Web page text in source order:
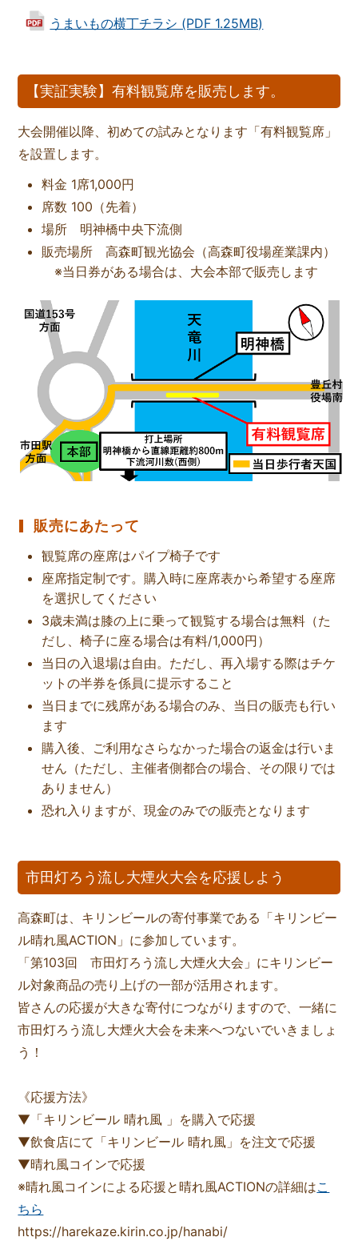
うまいもの横丁チラシ (PDF 1.25MB)
【実証実験】有料観覧席を販売します。
大会開催以降、初めての試みとなります「有料観覧席」
を設置します。
料金 1席1,000円
席数 100（先着）
場所 明神橋中央下流側
販売場所 高森町観光協会（高森町役場産業課内）
※当日券がある場合は、大会本部で販売します
販売にあたって
観覧席の座席はパイプ椅子です
座席指定制です。購入時に座席表から希望する座席
を選択してください
3歳未満は膝の上に乗って観覧する場合は無料（た
だし、椅子に座る場合は有料/1,000円）
当日の入退場は自由。ただし、再入場する際はチケ
ットの半券を係員に提示すること
当日までに残席がある場合のみ、当日の販売も行い
ます
購入後、ご利用なさらなかった場合の返金は行いま
せん（ただし、主催者側都合の場合、その限りでは
ありません）
恐れ入りますが、現金のみでの販売となります
市田灯ろう流し大煙火大会を応援しよう
高森町は、キリンビールの寄付事業である「キリンビー
ル晴れ風ACTION」に参加しています。
「第103回 市田灯ろう流し大煙火大会」にキリンビー
ル対象商品の売り上げの一部が活用されます。
皆さんの応援が大きな寄付につながりますので、一緒に
市田灯ろう流し大煙火大会を未来へつないでいきましょ
う！
《応援方法》
▼「キリンビール 晴れ風 」を購入で応援
▼飲食店にて「キリンビール 晴れ風」を注文で応援
▼晴れ風コインで応援
※晴れ風コインによる応援と晴れ風ACTIONの詳細はこ
ちら
https://harekaze.kirin.co.jp/hanabi/